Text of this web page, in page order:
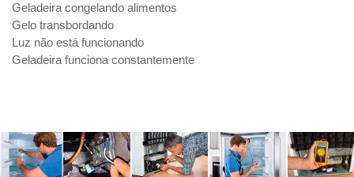
Geladeira congelando alimentos
Gelo transbordando
Luz não está funcionando
Geladeira funciona constantemente